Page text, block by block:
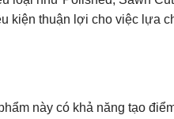
kiện thuận lợi cho việc lựa
này có khả năng tạo